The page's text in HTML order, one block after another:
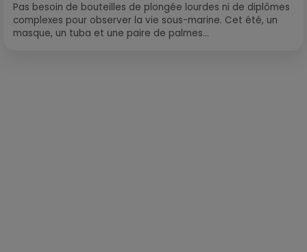
Pas besoin de bouteilles de plongée lourdes ni de diplômes
complexes pour observer la vie sous-marine. Cet été, un
masque, un tuba et une paire de palmes...